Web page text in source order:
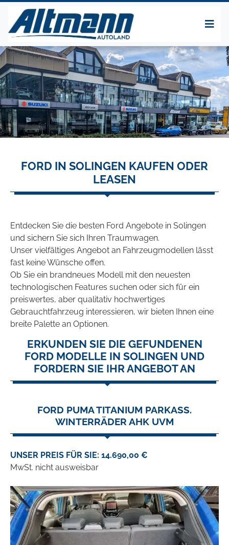
FORD IN SOLINGEN KAUFEN ODER
LEASEN
Entdecken Sie die besten Ford Angebote in Solingen
und sichern Sie sich Ihren Traumwagen.
Unser vielfältiges Angebot an Fahrzeugmodellen lässt
fast keine Wünsche offen.
Ob Sie ein brandneues Modell mit den neuesten
technologischen Features suchen oder sich für ein
preiswertes, aber qualitativ hochwertiges
Gebrauchtfahrzeug interessieren, wir bieten Ihnen eine
breite Palette an Optionen.
ERKUNDEN SIE DIE GEFUNDENEN
FORD MODELLE IN SOLINGEN UND
FORDERN SIE IHR ANGEBOT AN
FORD PUMA TITANIUM PARKASS.
WINTERRÄDER AHK UVM
UNSER PREIS FÜR SIE: 14.690,00 €
MwSt. nicht ausweisbar